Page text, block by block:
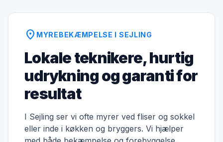
location_on MYREBEKÆMPELSE I SEJLING
Lokale teknikere, hurtig
udrykning og garanti for
resultat
I Sejling ser vi ofte myrer ved fliser og sokkel
eller inde i køkken og bryggers. Vi hjælper